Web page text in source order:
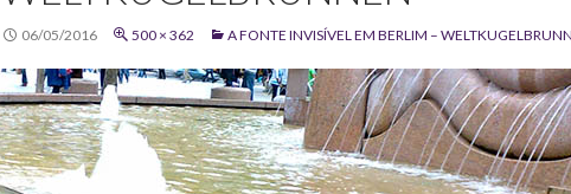
06/05/2016 500 × 362 A FONTE INVISÍVEL EM BERLIM –